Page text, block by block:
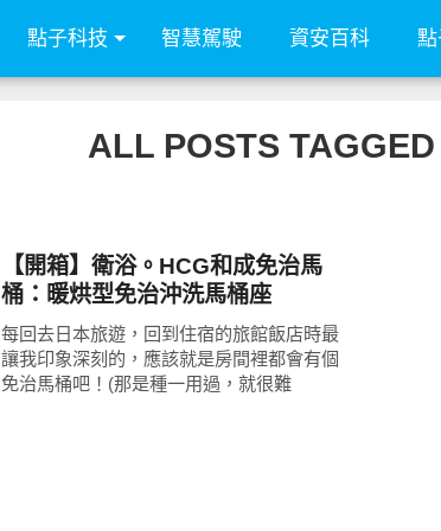
點子科技 智慧駕駛 資安百科
ALL POSTS
【開箱】衛浴。HCG和成免治馬
桶：暖烘型免治沖洗馬桶座
每回去日本旅遊，回到住宿的旅館飯店時最
讓我印象深刻的，應該就是房間裡都會有個
免治馬桶吧！(那是種一用過，就很難